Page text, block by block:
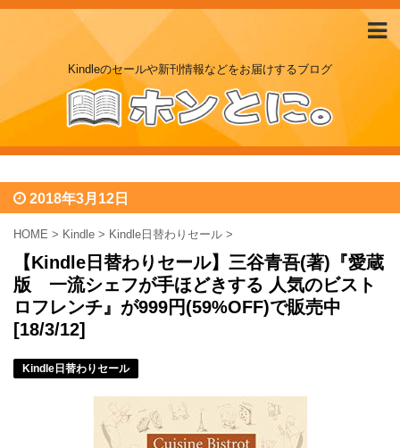
Kindleのセールや新刊情報などをお届けするブログ
2018年3月12日
HOME > Kindle > Kindle日替わりセール >
【Kindle日替わりセール】三谷青吾(著)『愛蔵
版 一流シェフが手ほどきする 人気のビスト
ロフレンチ』が999円(59%OFF)で販売中
[18/3/12]
Kindle日替わりセール